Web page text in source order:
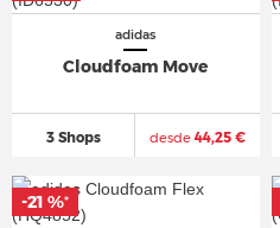
adidas
Cloudfoam Move
3 Shops desde44,25 €
-21 %*